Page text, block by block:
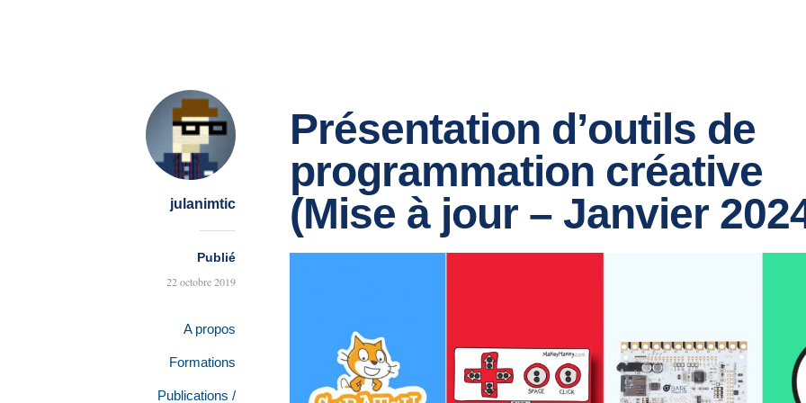
julanimtic
Publié
22 octobre 2019
Présentation d’outils de
programmation créative
(Mise à jour – Janvier
A propos
Formations
Publications /